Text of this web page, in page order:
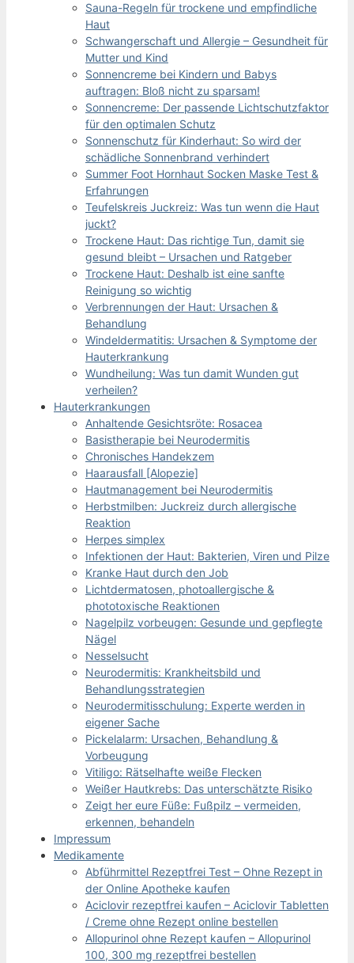
Sauna-Regeln für trockene und empfindliche
Haut
Schwangerschaft und Allergie – Gesundheit für
Mutter und Kind
Sonnencreme bei Kindern und Babys
auftragen: Bloß nicht zu sparsam!
Sonnencreme: Der passende Lichtschutzfaktor
für den optimalen Schutz
Sonnenschutz für Kinderhaut: So wird der
schädliche Sonnenbrand verhindert
Summer Foot Hornhaut Socken Maske Test &
Erfahrungen
Teufelskreis Juckreiz: Was tun wenn die Haut
juckt?
Trockene Haut: Das richtige Tun, damit sie
gesund bleibt – Ursachen und Ratgeber
Trockene Haut: Deshalb ist eine sanfte
Reinigung so wichtig
Verbrennungen der Haut: Ursachen &
Behandlung
Windeldermatitis: Ursachen & Symptome der
Hauterkrankung
Wundheilung: Was tun damit Wunden gut
verheilen?
Hauterkrankungen
Anhaltende Gesichtsröte: Rosacea
Basistherapie bei Neurodermitis
Chronisches Handekzem
Haarausfall [Alopezie]
Hautmanagement bei Neurodermitis
Herbstmilben: Juckreiz durch allergische
Reaktion
Herpes simplex
Infektionen der Haut: Bakterien, Viren und Pilze
Kranke Haut durch den Job
Lichtdermatosen, photoallergische &
phototoxische Reaktionen
Nagelpilz vorbeugen: Gesunde und gepflegte
Nägel
Nesselsucht
Neurodermitis: Krankheitsbild und
Behandlungsstrategien
Neurodermitisschulung: Experte werden in
eigener Sache
Pickelalarm: Ursachen, Behandlung &
Vorbeugung
Vitiligo: Rätselhafte weiße Flecken
Weißer Hautkrebs: Das unterschätzte Risiko
Zeigt her eure Füße: Fußpilz – vermeiden,
erkennen, behandeln
Impressum
Medikamente
Abführmittel Rezeptfrei Test – Ohne Rezept in
der Online Apotheke kaufen
Aciclovir rezeptfrei kaufen – Aciclovir Tabletten
/ Creme ohne Rezept online bestellen
Allopurinol ohne Rezept kaufen – Allopurinol
100, 300 mg rezeptfrei bestellen